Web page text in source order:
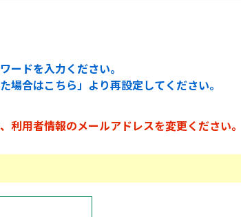
ードを入力ください。
合はこちら」より再設定してください。
利用者情報のメールアドレスを変更ください